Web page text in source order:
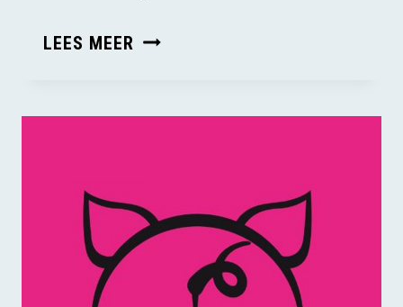
LEES MEER INTERVIEW
HAARLEMS